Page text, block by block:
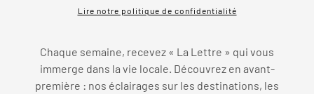
Lire notre politique de confidentialité
Chaque semaine, recevez « La Lettre » qui vous
immerge dans la vie locale. Découvrez en avant-
première : nos éclairages sur les destinations, les